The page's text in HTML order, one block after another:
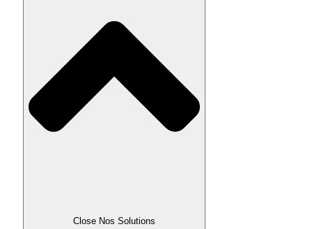
Close Nos Solutions